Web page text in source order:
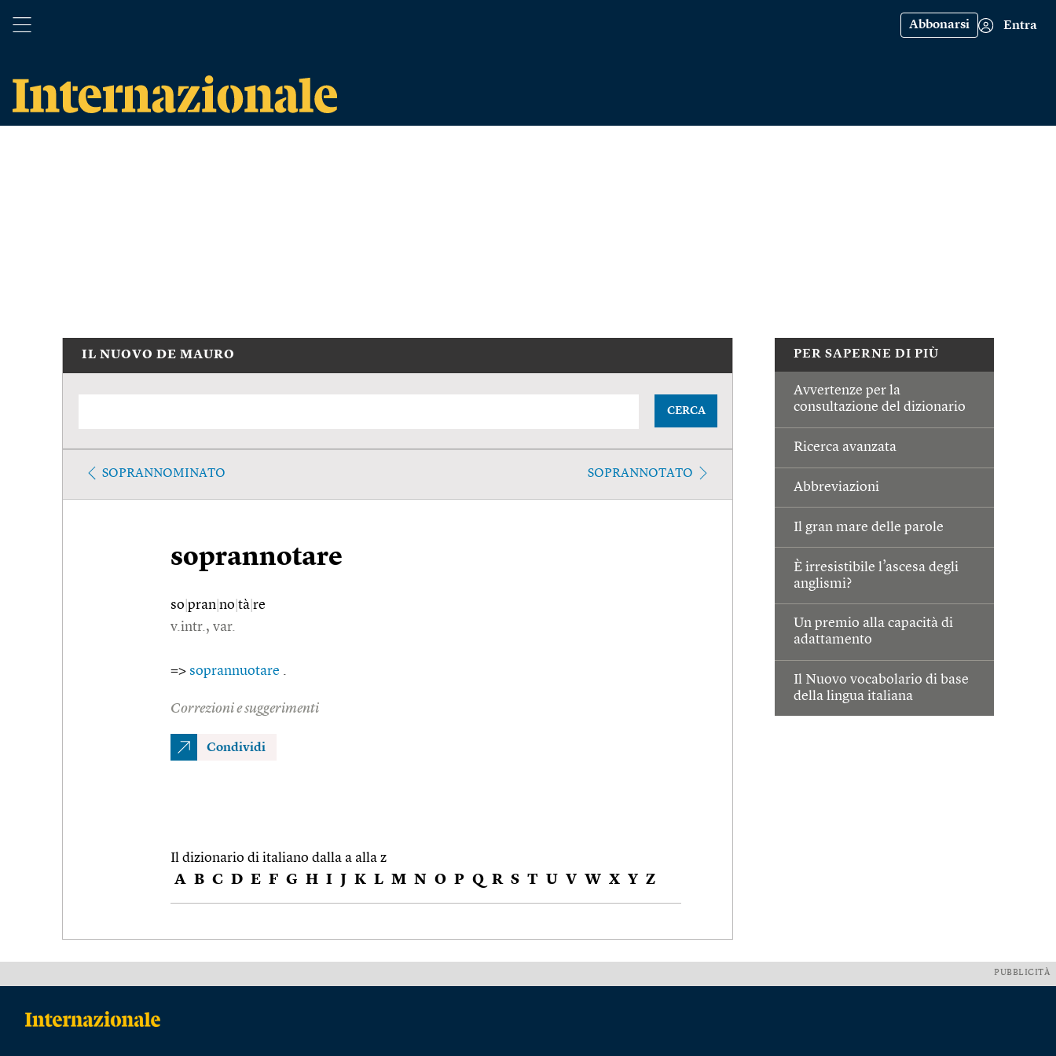
Abbonarsi Entra
PER SAPERNE DI PIÙ
Avvertenze per la
consultazione del dizionario
Ricerca avanzata
Abbreviazioni
Il gran mare delle parole
È irresistibile l’ascesa degli
anglismi?
Un premio alla capacità di
adattamento
Il Nuovo vocabolario di base
della lingua italiana
IL NUOVO DE MAURO
CERCA
SOPRANNOMINATO SOPRANNOTATO
soprannotare
so pran no tà re
v.intr., var.
=> soprannuotare .
Correzioni e suggerimenti
Condividi
Il dizionario di italiano dalla a alla z
A B C D E F G H I J K L M N O P Q R S T U V W X Y Z
PUBBLICITÀ